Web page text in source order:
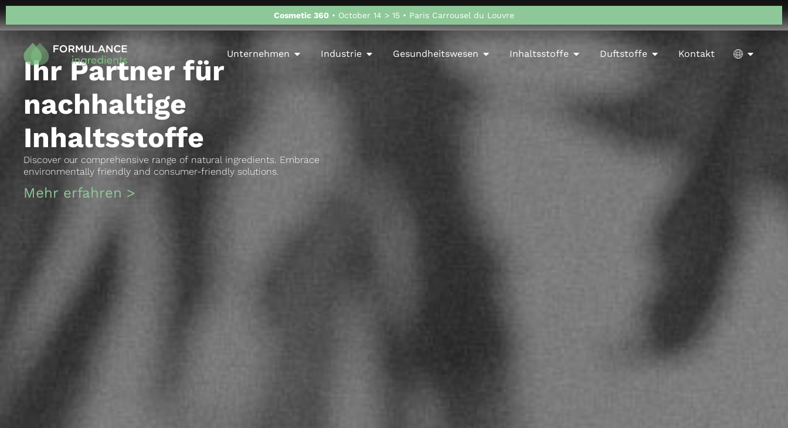
Cosmetic 360 • October 14 > 15 • Paris Carrousel du Louvre
Unternehmen Industrie Gesundheitswesen Inhaltsstoffe Duftstoffe Kontakt
Ihr Partner für
nachhaltige
Inhaltsstoffe
Discover our comprehensive range of natural ingredients. Embrace
environmentally friendly and consumer-friendly solutions.
Mehr erfahren >